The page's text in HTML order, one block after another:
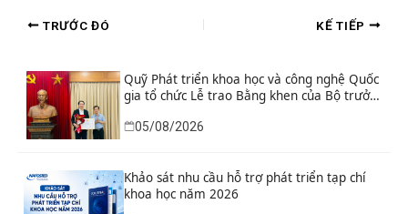
TRƯỚC ĐÓ KẾ TIẾP
Quỹ Phát triển khoa học và công nghệ Quốc
gia tổ chức Lễ trao Bằng khen của Bộ trưởng
nhân có thành tích xuất sắc
05/08/2026
Khảo sát nhu cầu hỗ trợ phát triển tạp chí
khoa học năm 2026